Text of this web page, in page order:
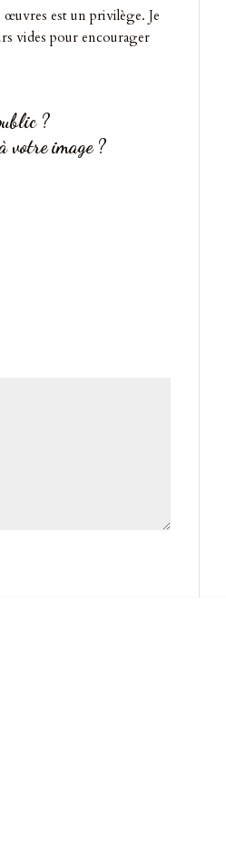
œuvres est un privilège. Je
vides pour encourager
?
votre image ?